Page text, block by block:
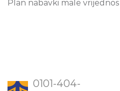
Plan nabavki male
0101-404-